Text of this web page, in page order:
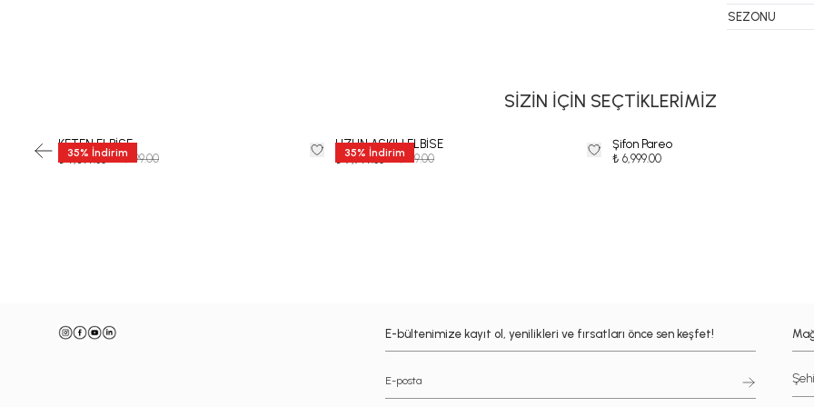
SEZONU
SİZİN İÇİN SEÇTİKLERİMİZ
35% İndirim
KETEN ELBİSE
₺ 9,099.35₺ 13,999.00 35% İndirim
UZUN ASKILI ELBİSE
₺ 7,799.35₺ 11,999.00
Şifon Pareo
₺ 6,999.00
E-bültenimize kayıt ol, yenilikleri ve fırsatları önce sen keşfet!